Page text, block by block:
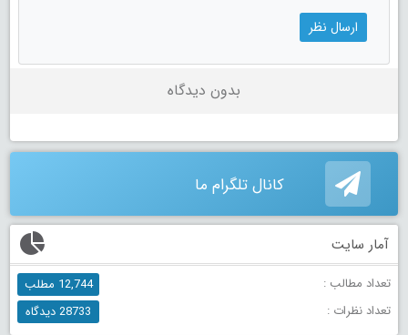
بدون دیدگاه
کانال تلگرام ما
آمار سایت
تعداد مطالب :
12,744 مطلب
تعداد نظرات :
28733 دیدگاه